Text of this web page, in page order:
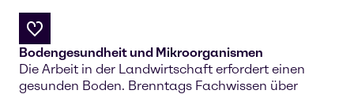
Bodengesundheit und Mikroorganismen
Die Arbeit in der Landwirtschaft erfordert einen
gesunden Boden. Brenntags Fachwissen über